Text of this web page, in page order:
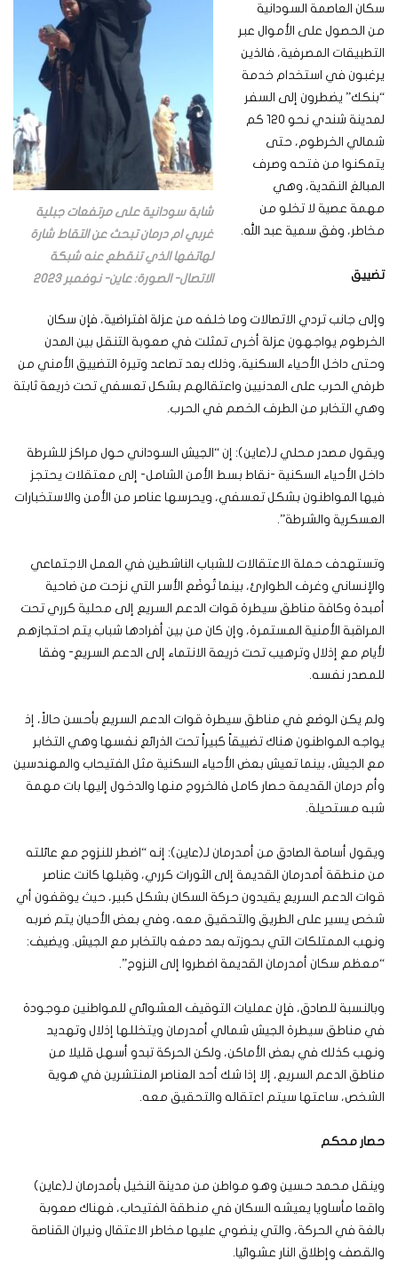
شابة سودانية على مرتفعات جبلية
غربي ام درمان تبحث عن التقاط شارة
لهاتفها الذي تنقطع عنه شبكة
الاتصال- الصورة: عاين- نوفمبر 2023
سكان العاصمة السودانية
من الحصول على الأموال عبر
التطبيقات المصرفية، فالذين
يرغبون في استخدام خدمة
“بنكك” يضطرون إلى السفر
لمدينة شندي نحو 120 كم
شمالي الخرطوم، حتى
يتمكنوا من فتحه وصرف
المبالغ النقدية، وهي
مهمة عصية لا تخلو من
مخاطر، وفق سمية عبد الله.
تضييق
وإلى جانب تردي الاتصالات وما خلفه من عزلة افتراضية، فإن سكان
الخرطوم يواجهون عزلة أخرى تمثلت في صعوبة التنقل بين المدن
وحتى داخل الأحياء السكنية، وذلك بعد تصاعد وتيرة التضييق الأمني من
طرفي الحرب على المدنيين واعتقالهم بشكل تعسفي تحت ذريعة ثابتة
وهي التخابر من الطرف الخصم في الحرب.
ويقول مصدر محلي لـ(عاين): إن “الجيش السوداني حول مراكز للشرطة
داخل الأحياء السكنية -نقاط بسط الأمن الشامل- إلى معتقلات يحتجز
فيها المواطنون بشكل تعسفي، ويحرسها عناصر من الأمن والاستخبارات
العسكرية والشرطة”.
وتستهدف حملة الاعتقالات للشباب الناشطين في العمل الاجتماعي
والإنساني وغرف الطوارئ، بينما تُوضَع الأسر التي نزحت من ضاحية
أمبدة وكافة مناطق سيطرة قوات الدعم السريع إلى محلية كرري تحت
المراقبة الأمنية المستمرة، وإن كان من بين أفرادها شباب يتم احتجازهم
لأيام مع إذلال وترهيب تحت ذريعة الانتماء إلى الدعم السريع- وفقا
للمصدر نفسه.
ولم يكن الوضع في مناطق سيطرة قوات الدعم السريع بأحسن حالاً، إذ
يواجه المواطنون هناك تضييقاً كبيراً تحت الذرائع نفسها وهي التخابر
مع الجيش، بينما تعيش بعض الأحياء السكنية مثل الفتيحاب والمهندسين
وأم درمان القديمة حصار كامل فالخروج منها والدخول إليها بات مهمة
شبه مستحيلة.
ويقول أسامة الصادق من أمدرمان لـ(عاين): إنه “اضطر للنزوح مع عائلته
من منطقة أمدرمان القديمة إلى الثورات كرري، وقبلها كانت عناصر
قوات الدعم السريع يقيدون حركة السكان بشكل كبير، حيث يوقفون أي
شخص يسير على الطريق والتحقيق معه، وفي بعض الأحيان يتم ضربه
ونهب الممتلكات التي بحوزته بعد دمغه بالتخابر مع الجيش. ويضيف:
“معظم سكان أمدرمان القديمة اضطروا إلى النزوح”.
وبالنسبة للصادق، فإن عمليات التوقيف العشوائي للمواطنين موجودة
في مناطق سيطرة الجيش شمالي أمدرمان ويتخللها إذلال وتهديد
ونهب كذلك في بعض الأماكن، ولكن الحركة تبدو أسهل قليلا من
مناطق الدعم السريع، إلا إذا شك أحد العناصر المنتشرين في هوية
الشخص، ساعتها سيتم اعتقاله والتحقيق معه.
حصار محكم
وينقل محمد حسين وهو مواطن من مدينة النخيل بأمدرمان لـ(عاين)
واقعا مأساويا يعيشه السكان في منطقة الفتيحاب، فهناك صعوبة
بالغة في الحركة، والتي ينضوي عليها مخاطر الاعتقال ونيران القناصة
والقصف وإطلاق النار عشوائيا.